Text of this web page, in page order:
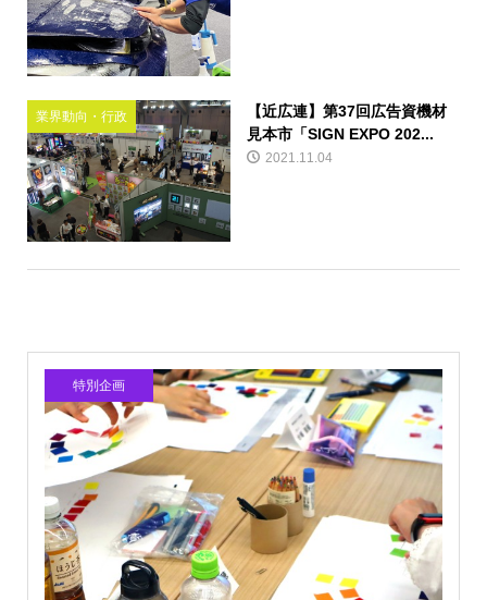
業界動向・行政
【近広連】第37回広告資機材
見本市「SIGN EXPO 202...
2021.11.04
特別企画